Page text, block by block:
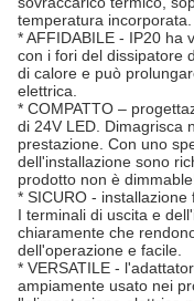
temperatura incorporata.
* AFFIDABILE - IP20 ha
con i fori del dissipatore
di calore e può
elettrica.
* COMPATTO –
di 24V LED. Dimagrisca
prestazione. Con uno
dell'installazione sono
prodotto non è
* SICURO -
I terminali di uscita e
chiaramente che
dell'operazione e facile.
* VERSATILE -
ampiamente usato nei